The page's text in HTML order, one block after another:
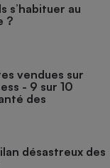
s’habituer au
?
vendues sur
- 9 sur 10
des
désastreux des